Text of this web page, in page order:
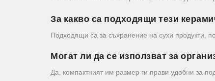
За какво са подходящи тези
Подходящи са за съхранение на сухи продукти,
Могат ли да се използват за
Да, компактният им размер ги прави удобни за